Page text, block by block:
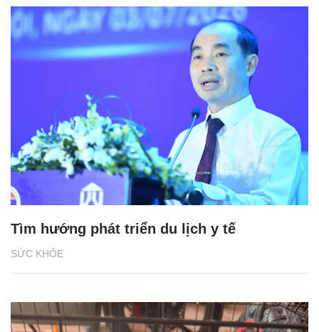
SỨC KHỎE
Tìm hướng phát triển du lịch y tế